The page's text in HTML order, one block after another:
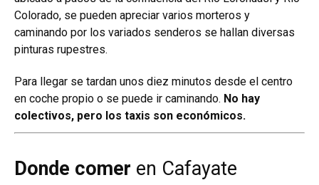
Colorado, se pueden apreciar varios morteros y
caminando por los variados senderos se hallan diversas
pinturas rupestres.
Para llegar se tardan unos diez minutos desde el centro
en coche propio o se puede ir caminando. No hay
colectivos, pero los taxis son económicos.
Donde comer en Cafayate